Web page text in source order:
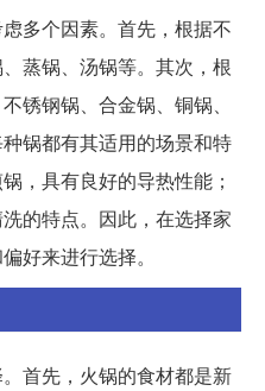
多个因素。首先，根据不
蒸锅、汤锅等。其次，根
锈钢锅、合金锅、铜锅、
锅都有其适用的场景和特
，具有良好的导热性能；
的特点。因此，在选择家
好来进行选择。
首先，火锅的食材都是新